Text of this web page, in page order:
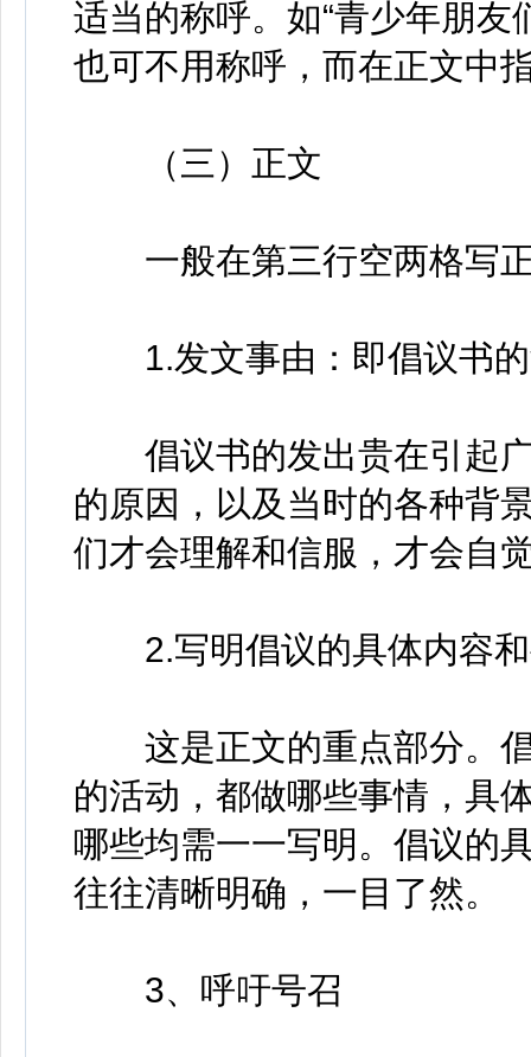
适当的称呼。如“青少年朋友
也可不用称呼，而在正文中
（三）正文
一般在第三行空两格写正
1.发文事由：即倡议书的
倡议书的发出贵在引起广
的原因，以及当时的各种背
们才会理解和信服，才会自
2.写明倡议的具体内容和
这是正文的重点部分。倡
的活动，都做哪些事情，具
哪些均需一一写明。倡议的
往往清晰明确，一目了然。
3、呼吁号召